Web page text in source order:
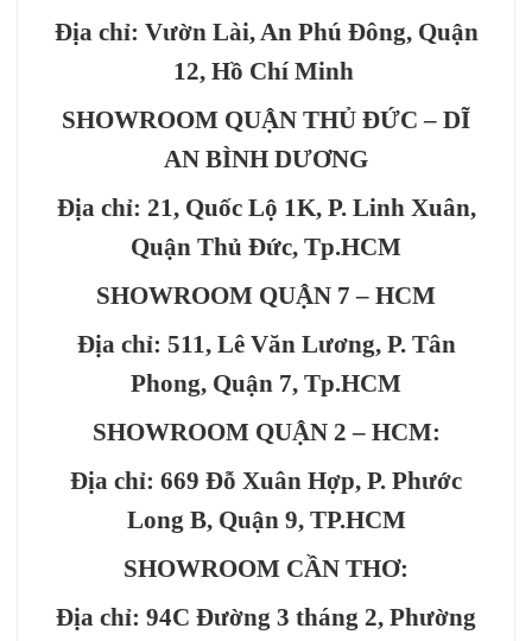
Địa chỉ: Vườn Lài, An Phú Đông, Quận
12, Hồ Chí Minh
SHOWROOM QUẬN THỦ ĐỨC – DĨ
AN BÌNH DƯƠNG
Địa chỉ: 21, Quốc Lộ 1K, P. Linh Xuân,
Quận Thủ Đức, Tp.HCM
SHOWROOM QUẬN 7 – HCM
Địa chỉ: 511, Lê Văn Lương, P. Tân
Phong, Quận 7, Tp.HCM
SHOWROOM QUẬN 2 – HCM:
Địa chỉ: 669 Đỗ Xuân Hợp, P. Phước
Long B, Quận 9, TP.HCM
SHOWROOM CẦN THƠ:
Địa chỉ: 94C Đường 3 tháng 2, Phường